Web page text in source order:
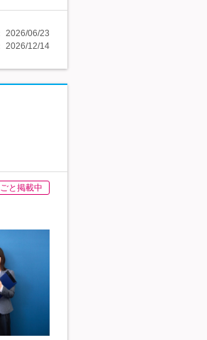
2026/06/23
2026/12/14
と掲載中